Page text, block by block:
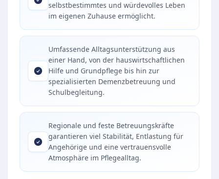
selbstbestimmtes und würdevolles Leben
im eigenen Zuhause ermöglicht.
Umfassende Alltagsunterstützung aus
einer Hand, von der hauswirtschaftlichen
Hilfe und Grundpflege bis hin zur
spezialisierten Demenzbetreuung und
Schulbegleitung.
Regionale und feste Betreuungskräfte
garantieren viel Stabilität, Entlastung für
Angehörige und eine vertrauensvolle
Atmosphäre im Pflegealltag.